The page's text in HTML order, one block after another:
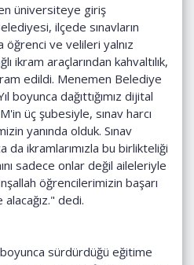
üniversiteye giriş
ilçede sınavların
ve velileri yalnız
ikram araçlarından kahvaltılık,
edildi. Menemen Belediye
boyunca dağıttığımız dijital
üç şubesiyle, sınav harcı
yanında olduk. Sınav
da ikramlarımızla bu birlikteliği
sadece onlar değil aileleriyle
öğrencilerimizin başarı
dedi.
sürdürdüğü eğitime